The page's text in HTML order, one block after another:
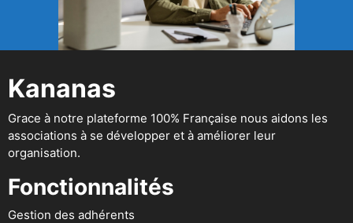
Kananas
Grace à notre plateforme 100% Française nous aidons les
associations à se développer et à améliorer leur
organisation.
Fonctionnalités
Gestion des adhérents